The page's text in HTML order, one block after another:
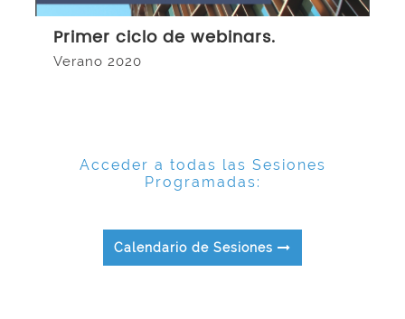
Primer ciclo de webinars.
Verano 2020
Acceder a todas las Sesiones
Programadas:
Calendario de Sesiones